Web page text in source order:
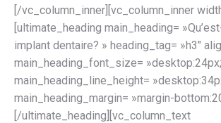
[/vc_column_inner][vc_column_inner
[ultimate_heading main_heading=
implant dentaire? » heading_tag= »h3″
main_heading_font_size=
main_heading_line_height=
main_heading_margin= »margin-
[/ultimate_heading][vc_column_text